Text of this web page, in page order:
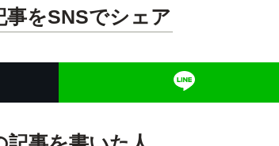
事をSNSでシェア